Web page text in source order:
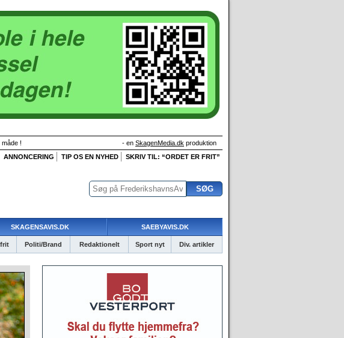
! - en SkagenMedia.dk produktion
ANNONCERING TIP OS EN NYHED SKRIV TIL: “ORDET ER FRIT”
SKAGENSAVIS.DK SAEBYAVIS.DK
Politi/Brand Redaktionelt Sport nyt Div. artikler